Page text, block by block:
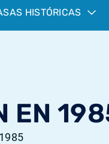
HISTÓRICAS
EN